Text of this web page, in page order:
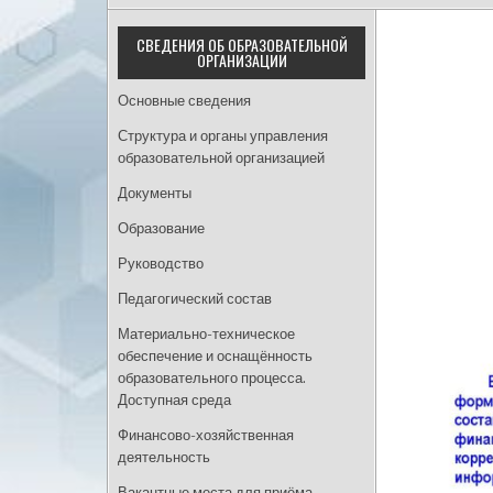
СВЕДЕНИЯ ОБ ОБРАЗОВАТЕЛЬНОЙ
ОРГАНИЗАЦИИ
Основные сведения
Структура и органы управления
образовательной организацией
Документы
Образование
Руководство
Педагогический состав
Материально-техническое
обеспечение и оснащённость
образовательного процесса.
Доступная среда
Финансово-хозяйственная
деятельность